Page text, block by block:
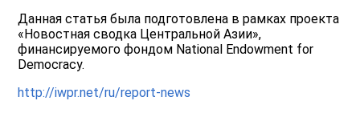
Данная статья была подготовлена в рамках проекта
«Новостная сводка Центральной Азии»,
финансируемого фондом National Endowment for
Democracy.
http://iwpr.net/ru/report-news